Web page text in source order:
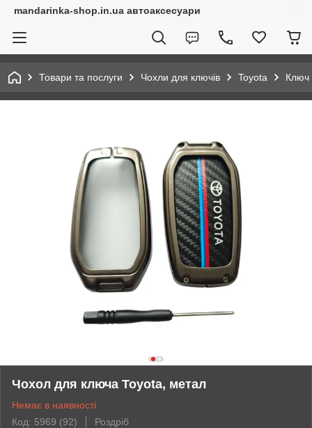
mandarinka-shop.in.ua автоаксесуари
Товари та послуги Чохли для ключів Toyota Ключ
Чохол для ключа Toyota, метал
Немає в наявності
Код: 5969 (92)
Роздріб